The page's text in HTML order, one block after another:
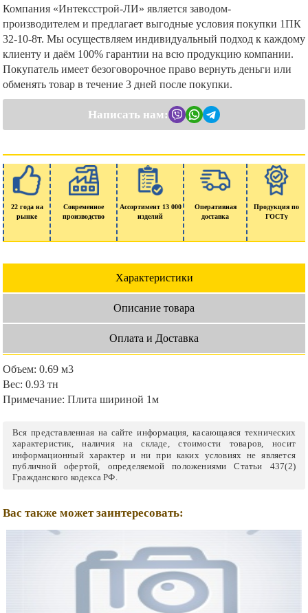
Компания «Интексстрой-ЛИ» является заводом-
производителем и предлагает выгодные условия покупки 1ПК
32-10-8т. Мы осуществляем индивидуальный подход к каждому
клиенту и даём 100% гарантии на всю продукцию компании.
Покупатель имеет безоговорочное право вернуть деньги или
обменять товар в течение 3 дней после покупки.
Написать нам:
22 года на
рынке
Современное
производство
Ассортимент 13 000
изделий
Оперативная
доставка
Продукция по
ГОСТу
Характеристики
Описание товара
Оплата и Доставка
Объем: 0.69 м3
Вес: 0.93 тн
Примечание: Плита шириной 1м
Вся представленная на сайте информация, касающаяся технических
характеристик, наличия на складе, стоимости товаров, носит
информационный характер и ни при каких условиях не является
публичной офертой, определяемой положениями Статьи 437(2)
Гражданского кодекса РФ.
Вас также может заинтересовать: